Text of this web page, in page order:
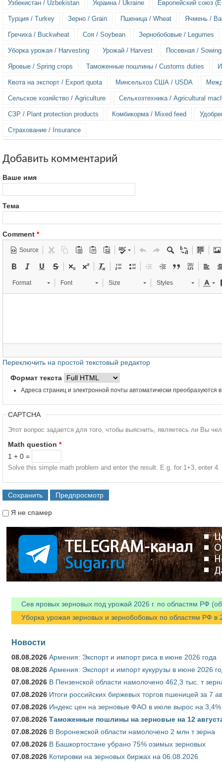
Узбекистан / Uzbekistan Украина / Ukraine Европейский союз
Турция / Turkey Зерно / Grain Пшеница / Wheat Ячмень /
Гречиха / Buckwheat Соя / Soybean Зернобобовые / Legumes
Уборка урожая / Harvesting Урожай / Harvest Посевная /
Яровые / Spring crops Таможенные пошлины / Customs duties
Квота на экспорт / Export quota Минсельхоз США / USDA
Сельское хозяйство / Agriculture Сельхозтехника / Agricultural
СЗР / Plant protection products Комбикорма / Mixed feed
Страхование / Insurance
Добавить комментарий
Ваше имя
Тема
Comment *
Source
Format Font Size Styles
Переключить на простой текстовый редактор
Формат текста
Адреса страниц и электронной почты автоматически преобразуются
CAPTCHA
Этот вопрос задается для того, чтобы выяснить, являетесь ли Вы
Math question *
1 + 0 =
Solve this simple math problem and enter the result. E.g. for 1+3, enter 4.
Я не спамер
Сев яровых зерновых под урожай 2026 г. по областям РФ
Уборка урожая зерновых и зернобобовых по областям РФ в
Новости
08.08.2026 Армения: Экспорт и импорт риса в июне 2026 года
08.08.2026 Армения: Экспорт и импорт кукурузы в июне 2026
07.08.2026 В Пензенской области намолочено 462,3 тыс. т
07.08.2026 Итоги российских биржевых торгов пшеницей за 7
07.08.2026 Индекс цен на зерновые ФАО в июле вырос на 3,4%
07.08.2026 Таможенные пошлины на зерновые на 12
07.08.2026 В Воронежской области намолочено 2 млн т зерна
07.08.2026 В Башкортостане убрано 75% озимых зерновых
07.08.2026 Котировки на зерновых биржах на 06.08.2026